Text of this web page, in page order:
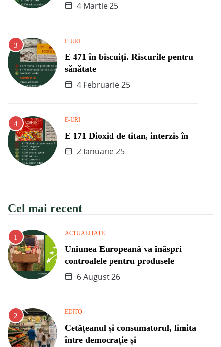
4 Martie 25
E-URI
E 471 în biscuiți. Riscurile pentru
sănătate
4 Februarie 25
E-URI
E 171 Dioxid de titan, interzis în
2 Ianuarie 25
Cel mai recent
ACTUALITATE
Uniunea Europeană va înăspri
controalele pentru produsele
6 August 26
EDITO
Cetățeanul și consumatorul, limita
între democrație și